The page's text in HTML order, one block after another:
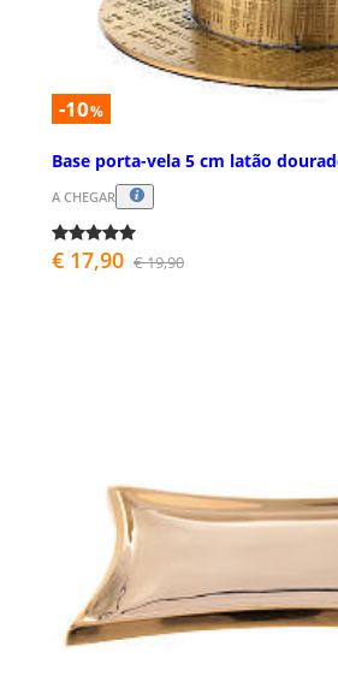
-10%
Base porta-vela 5 cm latão
A CHEGAR
€ 17,90 € 19,90